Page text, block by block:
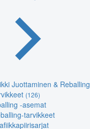
Juottaminen & Reballing
(126)
-asemat
tarvikkeet